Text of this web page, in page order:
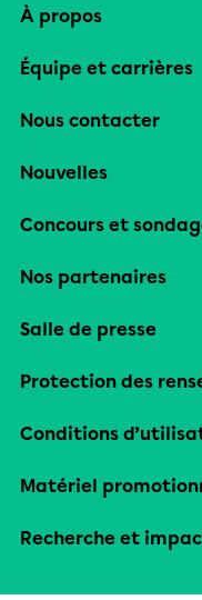
À propos
Équipe et carrières
Nous contacter
Nouvelles
Concours et
Nos partenaires
Salle de presse
Protection des
Conditions
Matériel
Recherche et